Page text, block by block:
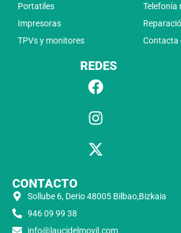
Portatiles
Impresoras
TPVs y monitores
Telefonía
Contacta
REDES
CONTACTO
Sollube 6, Derio 48005 Bilbao,Bizkaia
946 09 99 38
info@laucidelmovil.com